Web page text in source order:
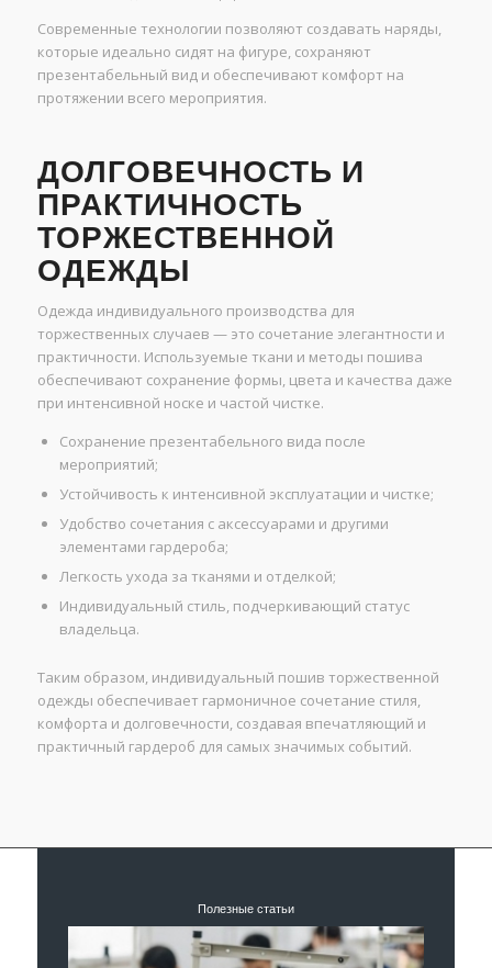
Современные технологии позволяют создавать наряды,
которые идеально сидят на фигуре, сохраняют
презентабельный вид и обеспечивают комфорт на
протяжении всего мероприятия.
ДОЛГОВЕЧНОСТЬ И
ПРАКТИЧНОСТЬ
ТОРЖЕСТВЕННОЙ
ОДЕЖДЫ
Одежда индивидуального производства для
торжественных случаев — это сочетание элегантности и
практичности. Используемые ткани и методы пошива
обеспечивают сохранение формы, цвета и качества даже
при интенсивной носке и частой чистке.
Сохранение презентабельного вида после
мероприятий;
Устойчивость к интенсивной эксплуатации и чистке;
Удобство сочетания с аксессуарами и другими
элементами гардероба;
Легкость ухода за тканями и отделкой;
Индивидуальный стиль, подчеркивающий статус
владельца.
Таким образом, индивидуальный пошив торжественной
одежды обеспечивает гармоничное сочетание стиля,
комфорта и долговечности, создавая впечатляющий и
практичный гардероб для самых значимых событий.
Полезные статьи